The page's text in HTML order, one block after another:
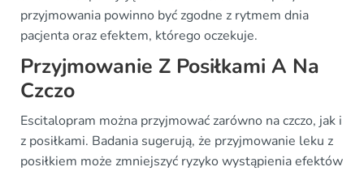
przyjmowania powinno być zgodne z rytmem dnia
pacjenta oraz efektem, którego oczekuje.
Przyjmowanie Z Posiłkami A Na
Czczo
Escitalopram można przyjmować zarówno na czczo, jak i
z posiłkami. Badania sugerują, że przyjmowanie leku z
posiłkiem może zmniejszyć ryzyko wystąpienia efektów